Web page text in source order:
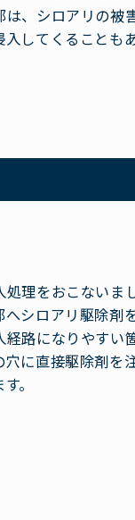
、シロアリの被
してくることも
理をおこないま
シロアリ駆除剤を
路になりやすい箇
に直接駆除剤を
。